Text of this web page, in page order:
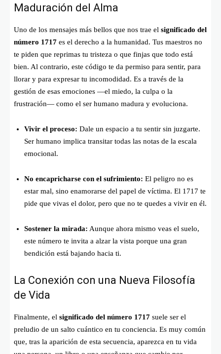
Maduración del Alma
Uno de los mensajes más bellos que nos trae el significado del
número 1717 es el derecho a la humanidad. Tus maestros no
te piden que reprimas tu tristeza o que finjas que todo está
bien. Al contrario, este código te da permiso para sentir, para
llorar y para expresar tu incomodidad. Es a través de la
gestión de esas emociones —el miedo, la culpa o la
frustración— como el ser humano madura y evoluciona.
Vivir el proceso: Dale un espacio a tu sentir sin juzgarte.
Ser humano implica transitar todas las notas de la escala
emocional.
No encapricharse con el sufrimiento: El peligro no es
estar mal, sino enamorarse del papel de víctima. El 1717 te
pide que vivas el dolor, pero que no te quedes a vivir en él.
Sostener la mirada: Aunque ahora mismo veas el suelo,
este número te invita a alzar la vista porque una gran
bendición está bajando hacia ti.
La Conexión con una Nueva Filosofía
de Vida
Finalmente, el significado del número 1717 suele ser el
preludio de un salto cuántico en tu conciencia. Es muy común
que, tras la aparición de esta secuencia, aparezca en tu vida